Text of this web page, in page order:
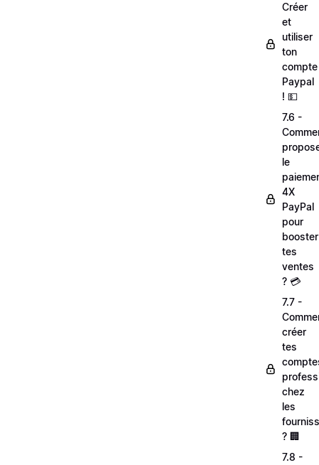
Créer
et
utiliser
ton
compte
Paypal
! 💵
7.6 -
le
4X
PayPal
pour
booster
tes
ventes
? 💳
7.7 -
créer
tes
chez
les
? 🏢
7.8 -